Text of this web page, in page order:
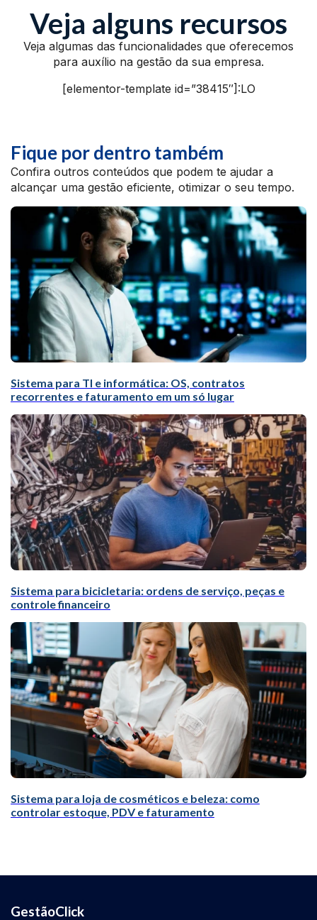
Veja alguns recursos
Veja algumas das funcionalidades que oferecemos
para auxílio na gestão da sua empresa.
[elementor-template id=”38415″]:LO
Fique por dentro também
Confira outros conteúdos que podem te ajudar a
alcançar uma gestão eficiente, otimizar o seu tempo.
Sistema para TI e informática: OS, contratos
recorrentes e faturamento em um só lugar
Sistema para bicicletaria: ordens de serviço, peças e
controle financeiro
Sistema para loja de cosméticos e beleza: como
controlar estoque, PDV e faturamento
GestãoClick